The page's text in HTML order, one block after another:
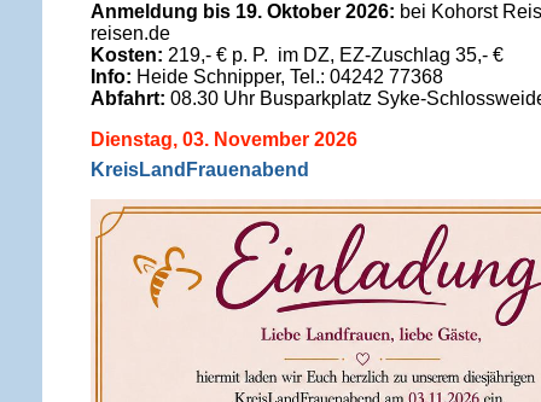
Anmeldung bis 19. Oktober 2026: bei Kohorst
reisen.de
Kosten: 219,- € p. P. im DZ, EZ-Zuschlag 35,- €
Info: Heide Schnipper, Tel.: 04242 77368
Abfahrt: 08.30 Uhr Busparkplatz Syke-
Dienstag, 03. November 2026
KreisLandFrauenabend